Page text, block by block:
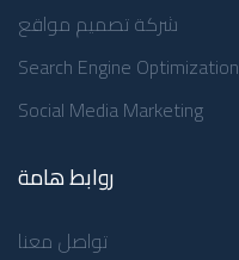
شركة تصميم مواقع
Search Engine Optimization
Social Media Marketing
روابط هامة
تواصل معنا